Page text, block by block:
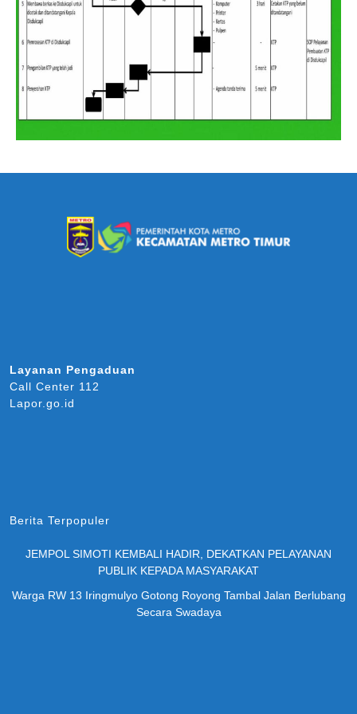
Layanan Pengaduan
Call Center 112
Lapor.go.id
Berita Terpopuler
JEMPOL SIMOTI KEMBALI HADIR, DEKATKAN PELAYANAN
PUBLIK KEPADA MASYARAKAT
Warga RW 13 Iringmulyo Gotong Royong Tambal Jalan Berlubang
Secara Swadaya